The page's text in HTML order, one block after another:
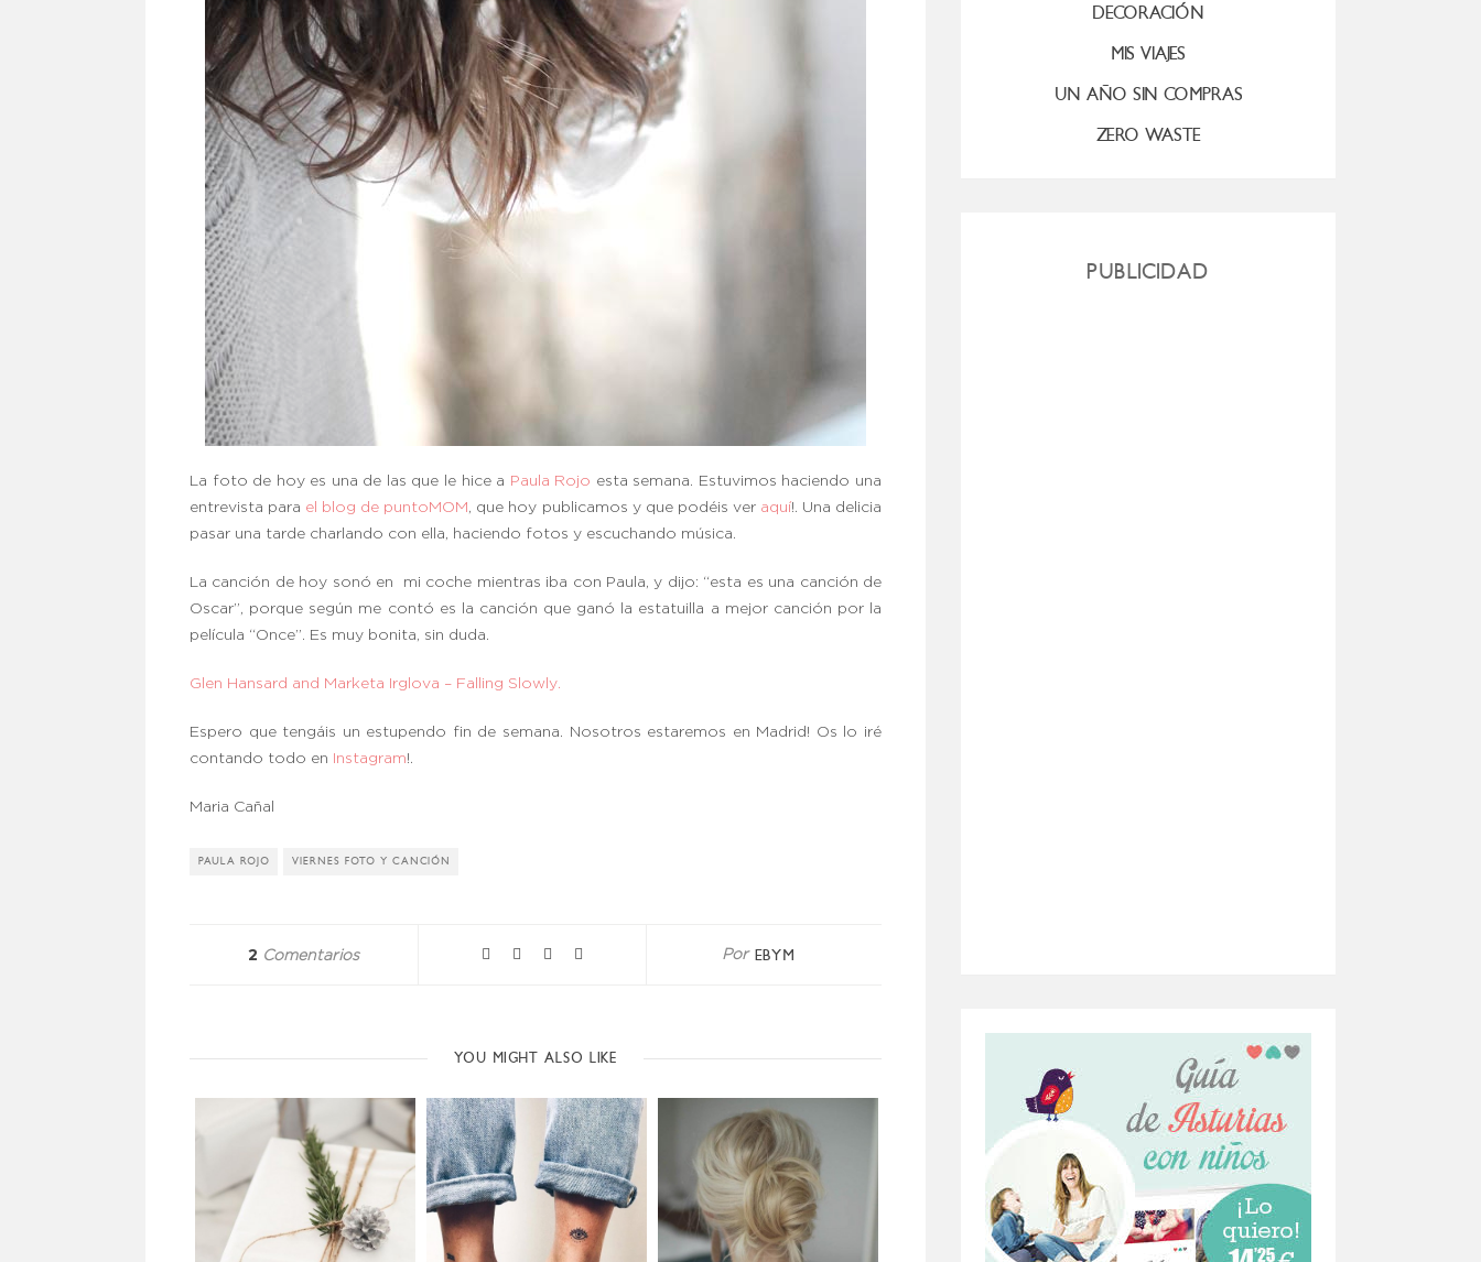
La foto de hoy es una de las que le hice a Paula Rojo esta semana. Estuvimos haciendo una
entrevista para el blog de puntoMOM , que hoy publicamos y que podéis veraquí!. Una delicia
pasar una tarde charlando con ella, haciendo fotos y escuchando música.
La canción de hoy sonó en mi coche mientras iba con Paula, y dijo: “esta es una canción de
Oscar”, porque según me contó es la canción que ganó la estatuilla a mejor canción por la
película “Once”. Es muy bonita, sin duda.
Glen Hansard and Marketa Irglova – Falling Slowly.
Espero que tengáis un estupendo fin de semana. Nosotros estaremos en Madrid! Os lo iré
contando todo en
Instagram!.
Maria Cañal
PAULA ROJO VIERNES FOTO Y CANCIÓN
2 Comentarios Por EBYM
YOU MIGHT ALSO LIKE
DECORACIÓN
MIS VIAJES
UN AÑO SIN COMPRAS
ZERO WASTE
PUBLICIDAD